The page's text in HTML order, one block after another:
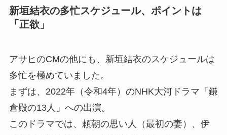
新垣結衣の多忙スケジュール、ポイントは
「正欲」
アサヒのCMの他にも、新垣結衣のスケジュールは
多忙を極めていました。
まずは、2022年（令和4年）のNHK大河ドラマ「鎌
倉殿の13人」への出演。
このドラマでは、頼朝の思い人（最初の妻）、伊